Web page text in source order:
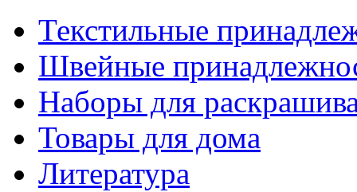
Текстильные
Швейные
Наборы для
Товары для дома
Литература